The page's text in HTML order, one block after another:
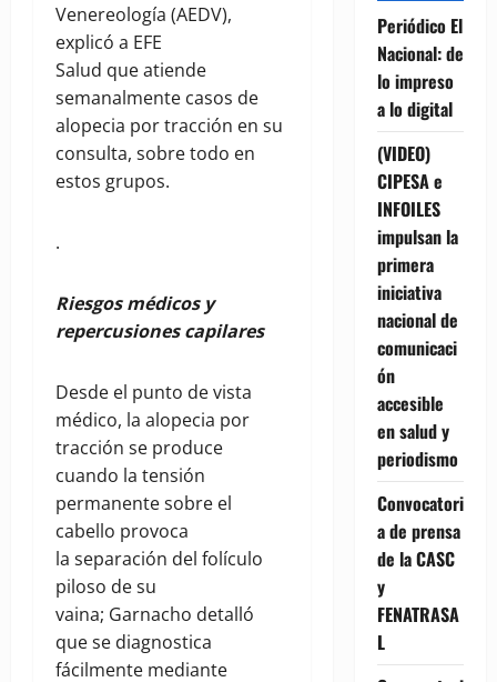
Venereología (AEDV),
explicó a EFE
Salud que atiende
semanalmente casos de
alopecia por tracción en su
consulta, sobre todo en
estos grupos.
.
Riesgos médicos y
repercusiones capilares
Desde el punto de vista
médico, la alopecia por
tracción se produce
cuando la tensión
permanente sobre el
cabello provoca
la separación del folículo
piloso de su
vaina; Garnacho detalló
que se diagnostica
fácilmente mediante
Periódico El
Nacional: de
lo impreso
a lo digital
(VIDEO)
CIPESA e
INFOILES
impulsan la
primera
iniciativa
nacional de
comunicaci
ón
accesible
en salud y
periodismo
Convocatori
a de prensa
de la CASC
y
FENATRASA
L